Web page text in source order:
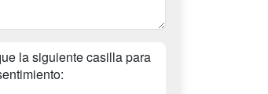
la siguiente casilla para